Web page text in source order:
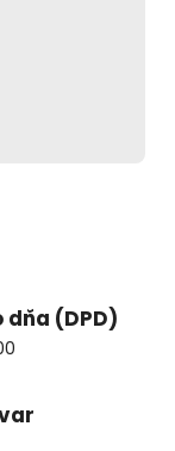
dňa (DPD)